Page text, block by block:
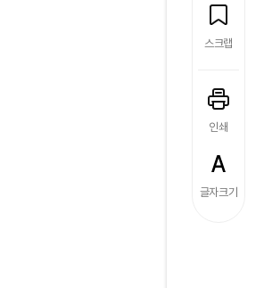
스크랩
인쇄
글자크기